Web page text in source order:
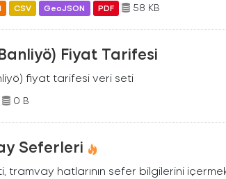
CSV GeoJSON PDF 58 KB
Fiyat Tarifesi
fiyat tarifesi veri seti
0 B
Seferleri
tramvay hatlarının sefer bilgilerini